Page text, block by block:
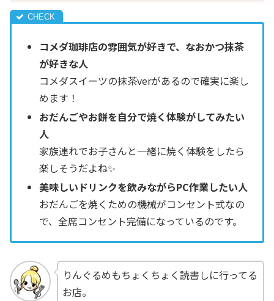
コメダ珈琲店の雰囲気が好きで、なおかつ抹茶
が好きな人
コメダスイーツの抹茶verがあるので確実に楽し
めます！
おだんごやお餅を自分で焼く体験がしてみたい
人
家族連れでお子さんと一緒に焼く体験をしたら
楽しそうだよね✨
美味しいドリンクを飲みながらPC作業したい人
おだんごを焼くための機械がコンセント式なの
で、全席コンセント完備になっているのです。
りんぐるめもちょくちょく読書しに行ってる
お店。